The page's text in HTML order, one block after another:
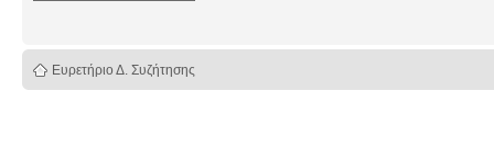
Ευρετήριο Δ. Συζήτησης